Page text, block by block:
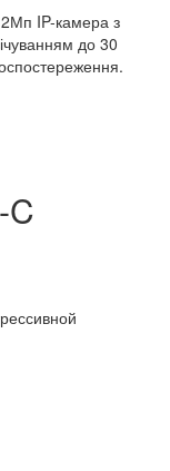
IP-камера з
до 30
C